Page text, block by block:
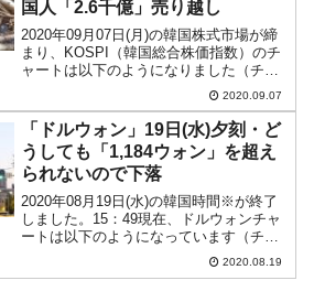
国人「2.6千億」売り越し
2020年09月07日(月)の韓国株式市場が締
まり、KOSPI（韓国総合株価指数）のチ
ャートは以下のようになりました（チャ
ートは『Investing.com』より引用）。陽
線で株高進行ですが、微妙なラインで止
まりました(笑)。ほぼ前々日の始...
2020.09.07
「ドルウォン」19日(水)夕刻・ど
うしても「1,184ウォン」を超え
られないので下落
2020年08月19日(水)の韓国時間※が終了
しました。15：49現在、ドルウォンチャ
ートは以下のようになっています（チャ
ートは『Investing.com』より引用：以下
同）。陰線となりウォン高が進行してい
2020.08.19